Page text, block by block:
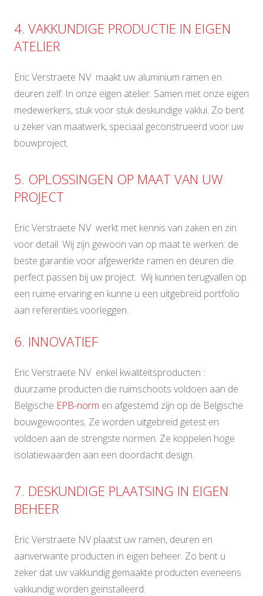
4. VAKKUNDIGE PRODUCTIE IN EIGEN
ATELIER
Eric Verstraete NV maakt uw aluminium ramen en
deuren zelf. In onze eigen atelier. Samen met onze eigen
medewerkers, stuk voor stuk deskundige vaklui. Zo bent
u zeker van maatwerk, speciaal geconstrueerd voor uw
bouwproject.
5. OPLOSSINGEN OP MAAT VAN UW
PROJECT
Eric Verstraete NV werkt met kennis van zaken en zin
voor detail. Wij zijn gewoon van op maat te werken: de
beste garantie voor afgewerkte ramen en deuren die
perfect passen bij uw project. Wij kunnen terugvallen op
een ruime ervaring en kunne u een uitgebreid portfolio
aan referenties voorleggen.
6. INNOVATIEF
Eric Verstraete NV enkel kwaliteitsproducten :
duurzame producten die ruimschoots voldoen aan de
Belgische EPB-norm en afgestemd zijn op de Belgische
bouwgewoontes. Ze worden uitgebreid getest en
voldoen aan de strengste normen. Ze koppelen hoge
isolatiewaarden aan een doordacht design.
7. DESKUNDIGE PLAATSING IN EIGEN
BEHEER
Eric Verstraete NV plaatst uw ramen, deuren en
aanverwante producten in eigen beheer. Zo bent u
zeker dat uw vakkundig gemaakte producten eveneens
vakkundig worden geïnstalleerd.